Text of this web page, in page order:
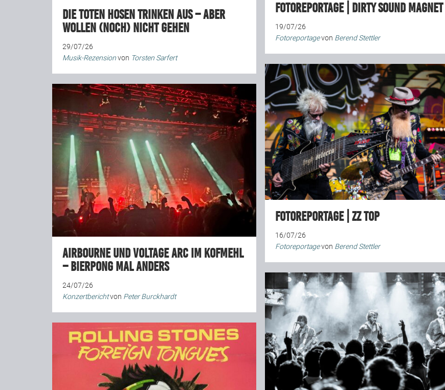
Die Toten Hosen trinken aus – aber
wollen (noch) nicht gehen
29/07/26
Musik-Rezensionvon Torsten Sarfert
Airbourne und Voltage Arc im Kofmehl
– Bierpong mal anders
24/07/26
Konzertberichtvon Peter Burckhardt
Fotoreportage | Dirty Sound Magnet
19/07/26
Fotoreportagevon Berend Stettler
Fotoreportage | ZZ Top
16/07/26
Fotoreportagevon Berend Stettler